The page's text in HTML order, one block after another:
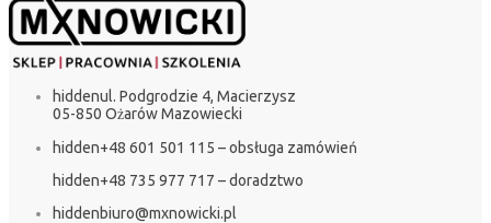
hiddenul. Podgrodzie 4, Macierzysz
05-850 Ożarów Mazowiecki
hidden+48 601 501 115 – obsługa zamówień
hidden+48 735 977 717 – doradztwo
hiddenbiuro@mxnowicki.pl